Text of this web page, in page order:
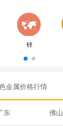
锌
金属价格行情
东 佛山